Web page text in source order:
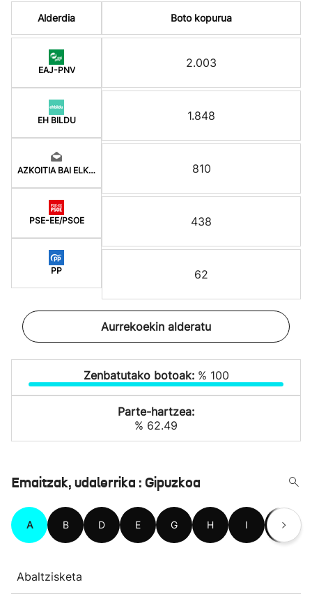
Alderdia
EAJ-PNV
EH BILDU
AZKOITIA BAI ELKARRE
PSE-EE/PSOE
PP
Boto kopurua
2.003
1.848
810
438
62
Aurrekoekin alderatu
Zenbatutako botoak: % 100
Parte-hartzea:
% 62.49
Emaitzak, udalerrika : Gipuzkoa
A B D E G H I L
Abaltzisketa